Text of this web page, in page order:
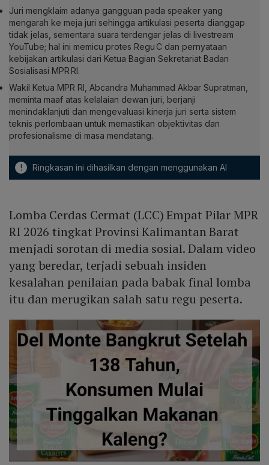
Juri mengklaim adanya gangguan pada speaker yang
mengarah ke meja juri sehingga artikulasi peserta dianggap
tidak jelas, sementara suara terdengar jelas di livestream
YouTube; hal ini memicu protes Regu C dan pernyataan
kebijakan artikulasi dari Ketua Bagian Sekretariat Badan
Sosialisasi MPR RI.
Wakil Ketua MPR RI, Abcandra Muhammad Akbar Supratman,
meminta maaf atas kelalaian dewan juri, berjanji
menindaklanjuti dan mengevaluasi kinerja juri serta sistem
teknis perlombaan untuk memastikan objektivitas dan
profesionalisme di masa mendatang.
! Ringkasan ini dihasilkan dengan menggunakan AI
Lomba Cerdas Cermat (LCC) Empat Pilar MPR
RI 2026 tingkat Provinsi Kalimantan Barat
menjadi sorotan di media sosial. Dalam video
yang beredar, terjadi sebuah insiden
kesalahan penilaian pada babak final lomba
itu dan merugikan salah satu regu peserta.